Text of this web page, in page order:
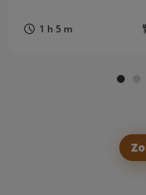
1 h 5 m